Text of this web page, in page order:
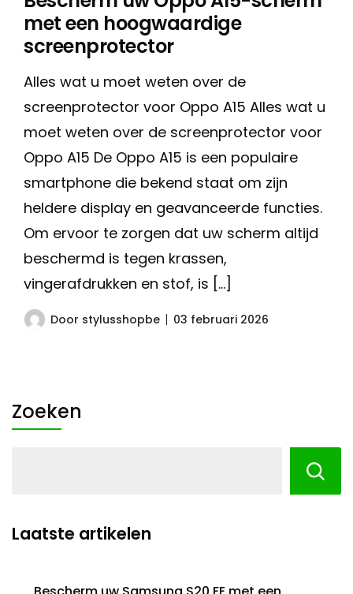
met een hoogwaardige
screenprotector
Alles wat u moet weten over de
screenprotector voor Oppo A15 Alles wat u
moet weten over de screenprotector voor
Oppo A15 De Oppo A15 is een populaire
smartphone die bekend staat om zijn
heldere display en geavanceerde functies.
Om ervoor te zorgen dat uw scherm altijd
beschermd is tegen krassen,
vingerafdrukken en stof, is […]
Door stylusshopbe 03 februari 2026
Zoeken
Laatste artikelen